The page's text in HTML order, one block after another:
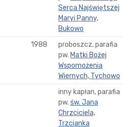
Serca Najświętszej
Maryi Panny,
Bukowo
1988
proboszcz, parafia
pw. Matki Bożej
Wspomożenia
Wiernych, Tychowo
inny kapłan, parafia
pw. św. Jana
Chrzciciela,
Trzcianka